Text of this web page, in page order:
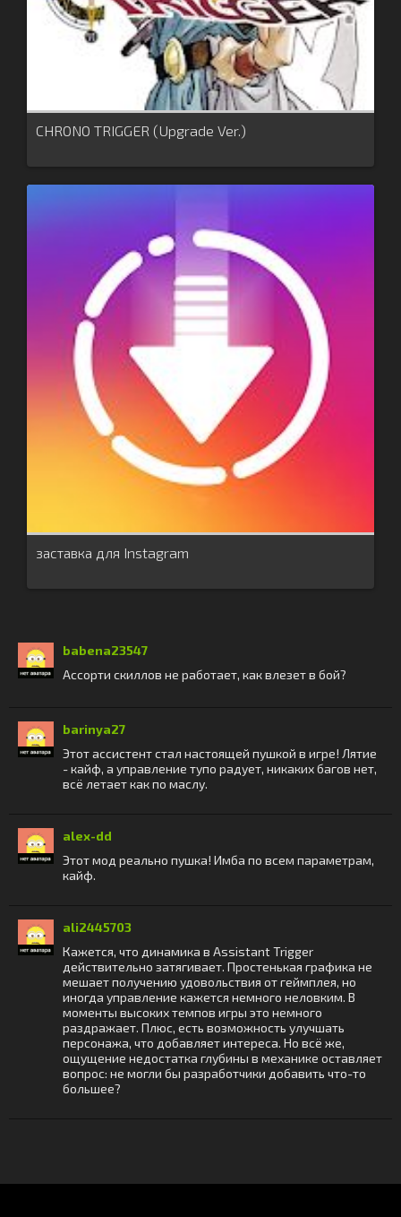
CHRONO TRIGGER (Upgrade Ver.)
заставка для Instagram
babena23547
Ассорти скиллов не работает, как влезет в бой?
barinya27
Этот ассистент стал настоящей пушкой в игре! Лятие
- кайф, а управление тупо радует, никаких багов нет,
всё летает как по маслу.
alex-dd
Этот мод реально пушка! Имба по всем параметрам,
кайф.
ali2445703
Кажется, что динамика в Assistant Trigger
действительно затягивает. Простенькая графика не
мешает получению удовольствия от геймплея, но
иногда управление кажется немного неловким. В
моменты высоких темпов игры это немного
раздражает. Плюс, есть возможность улучшать
персонажа, что добавляет интереса. Но всё же,
ощущение недостатка глубины в механике оставляет
вопрос: не могли бы разработчики добавить что-то
большее?